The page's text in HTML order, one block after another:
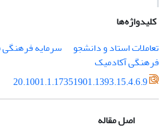
کلیدواژه‌ها
تعاملات استاد و دانشجو
سرمایه فرهنگی
فرهنگی آکادمیک
20.1001.1.17351901.1393.15.4.6.9
اصل مقاله